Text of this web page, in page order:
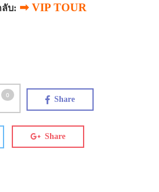
ลับ: ➡ VIP TOUR
0 Share
Share